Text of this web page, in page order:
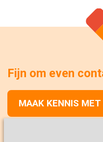
Fijn om even
MAAK KENNIS